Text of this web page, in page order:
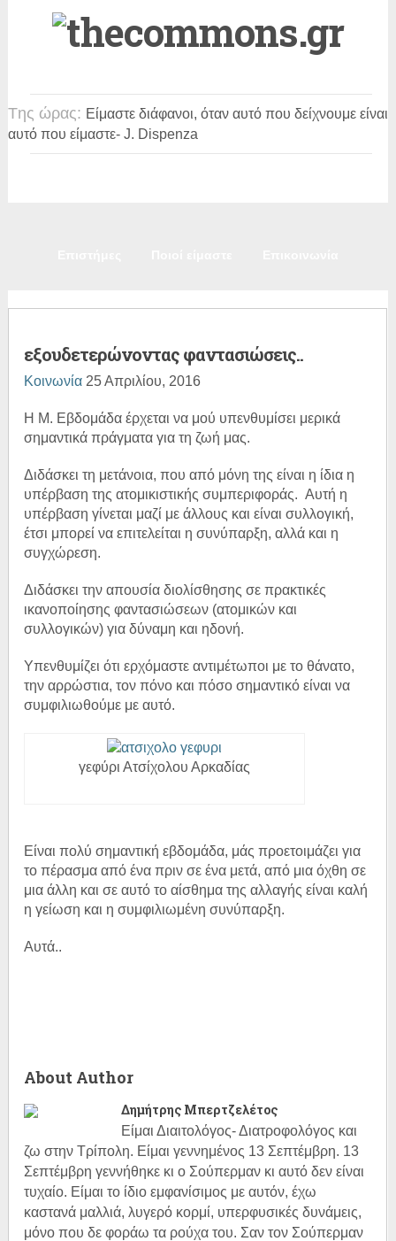
Tης ώρας: Είμαστε διάφανοι, όταν αυτό που δείχνουμε είναι
αυτό που είμαστε- J. Dispenza
εξουδετερώνοντας φαντασιώσεις..
Κοινωνία 25 Απριλίου, 2016
Η Μ. Εβδομάδα έρχεται να μού υπενθυμίσει μερικά
σημαντικά πράγματα για τη ζωή μας.
Διδάσκει τη μετάνοια, που από μόνη της είναι η ίδια η
υπέρβαση της ατομικιστικής συμπεριφοράς. Αυτή η
υπέρβαση γίνεται μαζί με άλλους και είναι συλλογική,
έτσι μπορεί να επιτελείται η συνύπαρξη, αλλά και η
συγχώρεση.
Διδάσκει την απουσία διολίσθησης σε πρακτικές
ικανοποίησης φαντασιώσεων (ατομικών και
συλλογικών) για δύναμη και ηδονή.
Υπενθυμίζει ότι ερχόμαστε αντιμέτωποι με το θάνατο,
την αρρώστια, τον πόνο και πόσο σημαντικό είναι να
συμφιλιωθούμε με αυτό.
γεφύρι Ατσίχολου Αρκαδίας
Είναι πολύ σημαντική εβδομάδα, μάς προετοιμάζει για
το πέρασμα από ένα πριν σε ένα μετά, από μια όχθη σε
μια άλλη και σε αυτό το αίσθημα της αλλαγής είναι καλή
η γείωση και η συμφιλιωμένη συνύπαρξη.
Αυτά..
About Author
Δημήτρης Μπερτζελέτος
Είμαι Διαιτολόγος- Διατροφολόγος και
ζω στην Τρίπολη. Είμαι γεννημένος 13 Σεπτέμβρη. 13
Σεπτέμβρη γεννήθηκε κι ο Σούπερμαν κι αυτό δεν είναι
τυχαίο. Είμαι το ίδιο εμφανίσιμος με αυτόν, έχω
καστανά μαλλιά, λυγερό κορμί, υπερφυσικές δυνάμεις,
μόνο που δε φοράω τα ρούχα του. Σαν τον Σούπερμαν